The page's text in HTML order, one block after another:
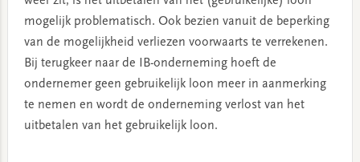
mogelijk problematisch. Ook bezien vanuit de beperking
van de mogelijkheid verliezen voorwaarts te verrekenen.
Bij terugkeer naar de IB-onderneming hoeft de
ondernemer geen gebruikelijk loon meer in aanmerking
te nemen en wordt de onderneming verlost van het
uitbetalen van het gebruikelijk loon.